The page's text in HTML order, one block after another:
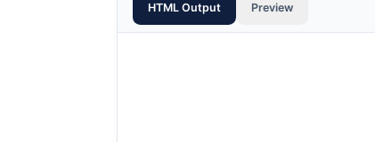
HTML Output Preview